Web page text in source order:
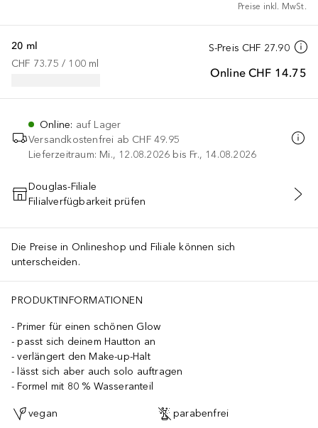
Preise inkl. MwSt.
S-Preis CHF 27.90
Online CHF 14.75
20 ml
CHF 73.75 / 100 ml
Online: auf Lager
Versandkostenfrei ab CHF 49.95
Lieferzeitraum: Mi., 12.08.2026 bis Fr., 14.08.2026
IN DEN WARENKORB
Douglas-Filiale
Filialverfügbarkeit prüfen
Die Preise in Onlineshop und Filiale können sich
unterscheiden.
PRODUKTINFORMATIONEN
Primer für einen schönen Glow
passt sich deinem Hautton an
verlängert den Make-up-Halt
lässt sich aber auch solo auftragen
Formel mit 80 % Wasseranteil
vegan parabenfrei